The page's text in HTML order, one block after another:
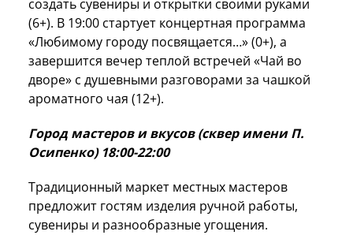
создать сувениры и открытки своими руками
(6+). В 19:00 стартует концертная программа
«Любимому городу посвящается…» (0+), а
завершится вечер теплой встречей «Чай во
дворе» с душевными разговорами за чашкой
ароматного чая (12+).
Город мастеров и вкусов (сквер имени П.
Осипенко) 18:00-22:00
Традиционный маркет местных мастеров
предложит гостям изделия ручной работы,
сувениры и разнообразные угощения.